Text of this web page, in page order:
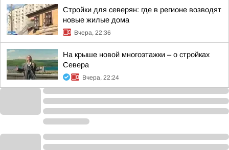
Стройки для северян: где в регионе возводят
новые жилые дома
Вчера, 22:36
На крыше новой многоэтажки – о стройках
Севера
Вчера, 22:24